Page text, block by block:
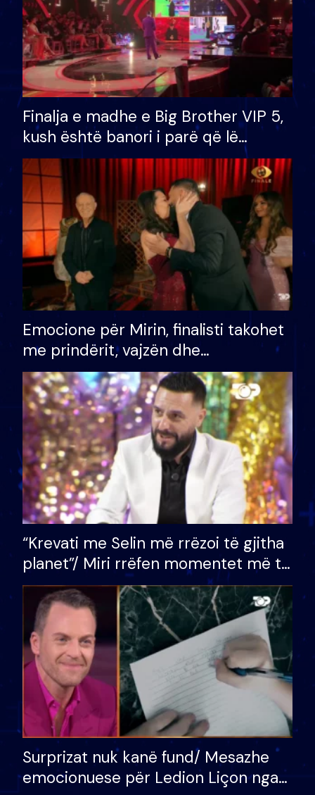
Finalja e madhe e Big Brother VIP 5,
kush është banori i parë që lë
shtëpinë dhe humb mundësinë për
të fituar çmimin e madh
Emocione për Mirin, finalisti takohet
me prindërit, vajzën dhe
bashkëshorten: S’kemi ndonjë letër
divorci apo jo?
“Krevati me Selin më rrëzoi të gjitha
planet”/ Miri rrëfen momentet më të
bukura në shtëpinë e BB VIP: Do më
mungojë zilja e mëngjesit kur…
Surprizat nuk kanë fund/ Mesazhe
emocionuese për Ledion Liçon nga